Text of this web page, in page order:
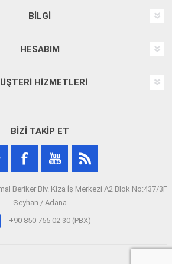
BILGI
HESABIM
HIZMETLERI
BIZI TAKIP ET
Beriker Blv. Kiza İş Merkezi A2 Blok No:437/3F
Seyhan / Adana
+90 850 755 02 30 (PBX)